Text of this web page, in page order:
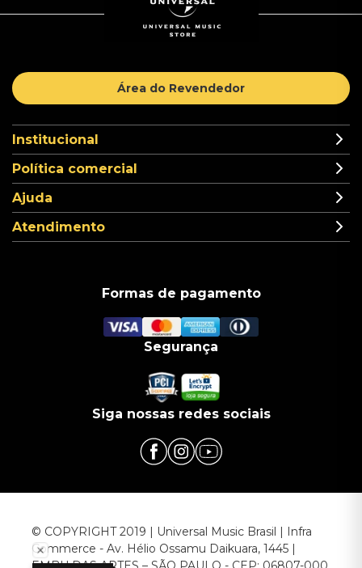
Área do Revendedor
Institucional
Política comercial
Ajuda
Atendimento
Formas de pagamento
Segurança
Siga nossas redes sociais
© COPYRIGHT 2019 | Universal Music Brasil | Infra
Commerce - Av. Hélio Ossamu Daikuara, 1445 |